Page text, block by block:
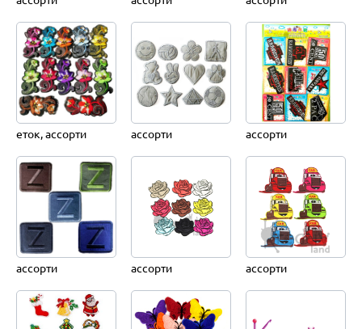
еток, ассорти ассорти ассорти
ассорти ассорти ассорти